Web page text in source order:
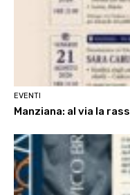
EVENTI
Manziana: al via la